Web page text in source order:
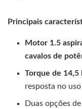
Principais
Motor 1.5
cavalos de
Torque de 14,5
resposta no
Duas opções